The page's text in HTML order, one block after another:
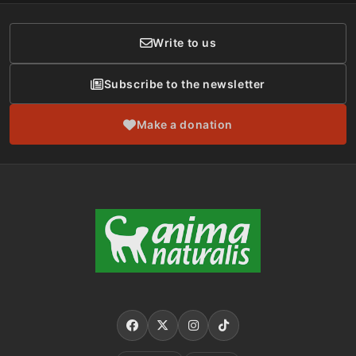
Donor Care
Write to us
Subscribe to the newsletter
Make a donation